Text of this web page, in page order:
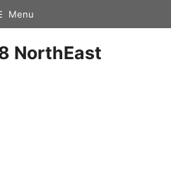
Menu
NorthEast